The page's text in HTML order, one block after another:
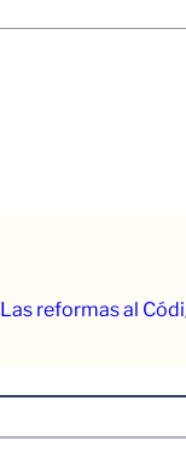
Las reformas al